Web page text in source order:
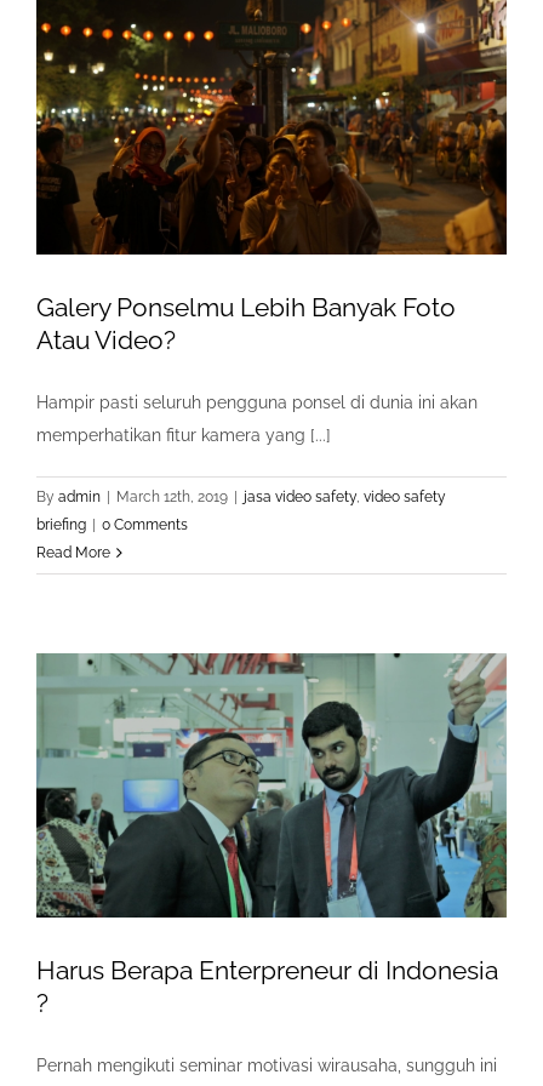
Video?
Galery Ponselmu Lebih Banyak Foto
Atau Video?
Hampir pasti seluruh pengguna ponsel di dunia ini akan
memperhatikan fitur kamera yang [...]
By admin | March 12th, 2019 | jasa video safety, video safety
briefing | 0 Comments
Read More
Harus Berapa Enterpreneur di Indonesia
?
Pernah mengikuti seminar motivasi wirausaha, sungguh ini